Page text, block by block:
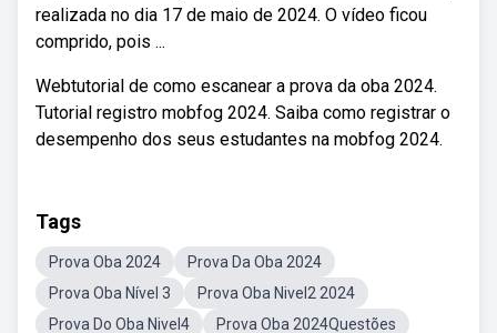
realizada no dia 17 de maio de 2024. O vídeo ficou
comprido, pois ...
Webtutorial de como escanear a prova da oba 2024.
Tutorial registro mobfog 2024. Saiba como registrar o
desempenho dos seus estudantes na mobfog 2024.
Tags
Prova Oba 2024
Prova Da Oba 2024
Prova Oba Nível 3
Prova Oba Nivel2 2024
Prova Do Oba Nivel4
Prova Oba 2024Questões